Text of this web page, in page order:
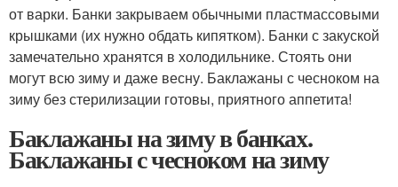
от варки. Банки закрываем обычными пластмассовыми
крышками (их нужно обдать кипятком). Банки с закуской
замечательно хранятся в холодильнике. Стоять они
могут всю зиму и даже весну. Баклажаны с чесноком на
зиму без стерилизации готовы, приятного аппетита!
Баклажаны на зиму в банках.
Баклажаны с чесноком на зиму